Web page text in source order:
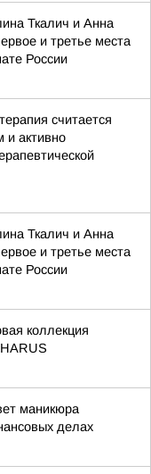
Ткалич и Анна
и третье места
России
считается
активно
Ткалич и Анна
и третье места
России
коллекция
маникюра
делах